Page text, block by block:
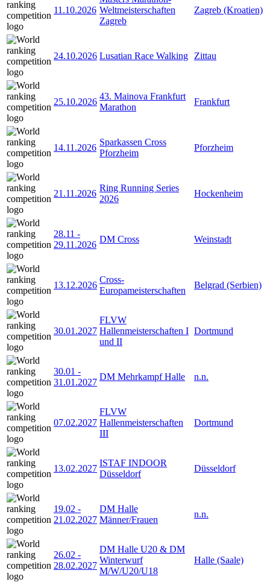
11.10.2026 Weltmeisterschaften
Zagreb
Zagreb (Kroatien)
24.10.2026 Lusatian Race Walking Zittau
25.10.2026
43. Mainova Frankfurt
Marathon
Frankfurt
14.11.2026
Sparkassen Cross
Pforzheim
Pforzheim
21.11.2026
Ring Running Series
2026
Hockenheim
28.11 -
29.11.2026
DM Cross Weinstadt
13.12.2026
Cross-
Europameisterschaften
Belgrad (Serbien)
30.01.2027
FLVW
Hallenmeisterschaften I
und II
Dortmund
30.01 -
31.01.2027
DM Mehrkampf Halle n.n.
07.02.2027
FLVW
Hallenmeisterschaften
III
Dortmund
13.02.2027
ISTAF INDOOR
Düsseldorf
Düsseldorf
19.02 -
21.02.2027
DM Halle
Männer/Frauen
n.n.
26.02 -
28.02.2027
DM Halle U20 & DM
Winterwurf
M/W/U20/U18
Halle (Saale)